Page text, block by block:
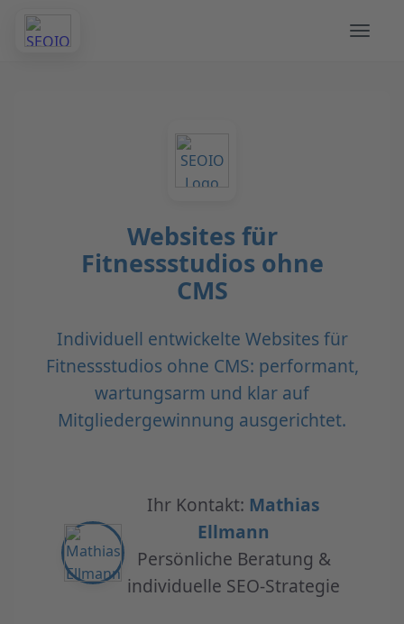
Websites für
Fitnessstudios ohne
CMS
Individuell entwickelte Websites für
Fitnessstudios ohne CMS: performant,
wartungsarm und klar auf
Mitgliedergewinnung ausgerichtet.
Ihr Kontakt: Mathias
Ellmann
Persönliche Beratung &
individuelle SEO-Strategie